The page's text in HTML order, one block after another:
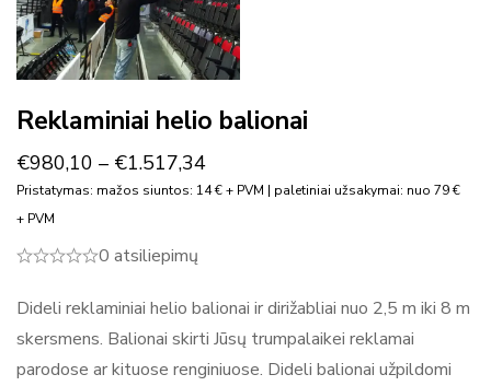
Reklaminiai helio balionai
€980,10 – €1.517,34
Pristatymas: mažos siuntos: 14 € + PVM | paletiniai užsakymai: nuo 79 €
+ PVM
0 atsiliepimų
Dideli reklaminiai helio balionai ir dirižabliai nuo 2,5 m iki 8 m
skersmens. Balionai skirti Jūsų trumpalaikei reklamai
parodose ar kituose renginiuose. Dideli balionai užpildomi